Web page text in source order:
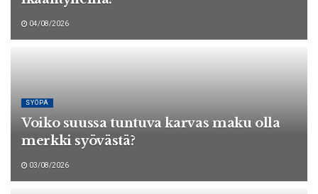
04/08/2026
SYÖPÄ
Voiko suussa tuntuva karvas maku olla
merkki syövästä?
03/08/2026